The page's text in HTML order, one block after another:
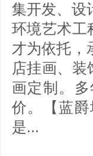
集开发、设
环境艺术工
才为依托，
店挂画、
画定制。
价。【蓝
是...